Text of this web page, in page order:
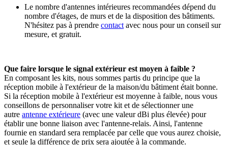
Le nombre d'antennes intérieures recommandées dépend du
nombre d'étages, de murs et de la disposition des bâtiments.
N'hésitez pas à prendre contact avec nous pour un conseil sur
mesure, et gratuit.
Que faire lorsque le signal extérieur est moyen à faible ?
En composant les kits, nous sommes partis du principe que la
réception mobile à l'extérieur de la maison/du bâtiment était bonne.
Si la réception mobile à l'extérieur est moyenne à faible, nous vous
conseillons de personnaliser votre kit et de sélectionner une
autre antenne extérieure (avec une valeur dBi plus élevée) pour
établir une bonne liaison avec l'antenne-relais. Ainsi, l'antenne
fournie en standard sera remplacée par celle que vous aurez choisie,
et seule la différence de prix sera ajoutée à la commande.